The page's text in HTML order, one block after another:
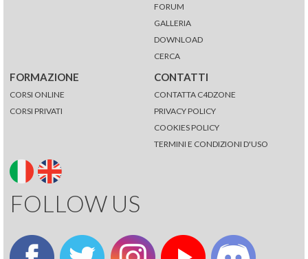
FORUM
GALLERIA
DOWNLOAD
CERCA
FORMAZIONE
CORSI ONLINE
CORSI PRIVATI
CONTATTI
CONTATTA C4DZONE
PRIVACY POLICY
COOKIES POLICY
TERMINI E CONDIZIONI D'USO
FOLLOW US